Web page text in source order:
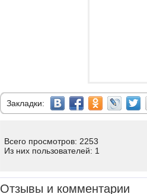
Закладки:
Всего просмотров: 2253
Из них пользователей: 1
Отзывы и комментарии